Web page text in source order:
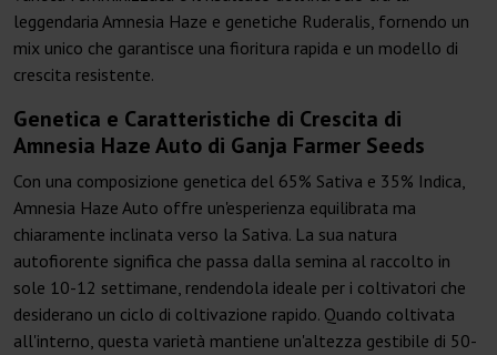
leggendaria Amnesia Haze e genetiche Ruderalis, fornendo un
mix unico che garantisce una fioritura rapida e un modello di
crescita resistente.
Genetica e Caratteristiche di Crescita di
Amnesia Haze Auto di Ganja Farmer Seeds
Con una composizione genetica del 65% Sativa e 35% Indica,
Amnesia Haze Auto offre un'esperienza equilibrata ma
chiaramente inclinata verso la Sativa. La sua natura
autofiorente significa che passa dalla semina al raccolto in
sole 10-12 settimane, rendendola ideale per i coltivatori che
desiderano un ciclo di coltivazione rapido. Quando coltivata
all'interno, questa varietà mantiene un'altezza gestibile di 50-